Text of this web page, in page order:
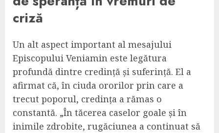
criză
Un alt aspect important al mesajului
Episcopului Veniamin este legătura
profundă dintre credință și suferință. El a
afirmat că, în ciuda ororilor prin care a
trecut poporul, credința a rămas o
constantă. „În tăcerea caselor goale și în
inimile zdrobite, rugăciunea a continuat să